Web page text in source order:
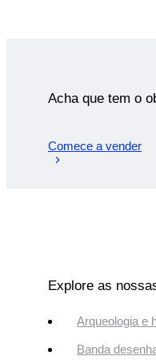
Acha que tem o
Comece a vender
Explore as
Arqueologia e
Banda